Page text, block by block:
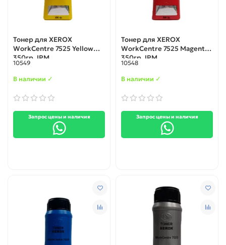
Тонер для XEROX
WorkCentre 7525 Yellow
350гр. IPM
10549
В наличии ✓
Запрос цены и наличия
Тонер для XEROX
WorkCentre 7525 Magenta
350гр. IPM
10548
В наличии ✓
Запрос цены и наличия